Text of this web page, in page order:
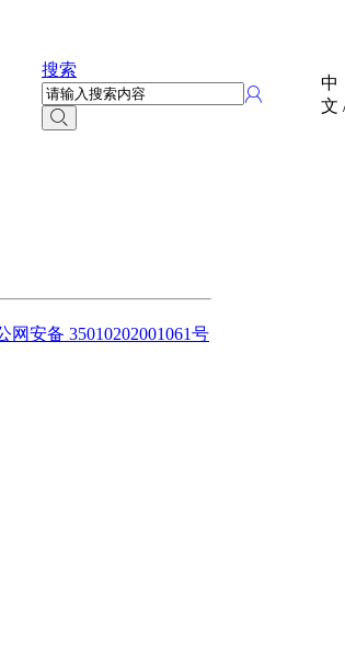
搜索
中
文
网安备 35010202001061号